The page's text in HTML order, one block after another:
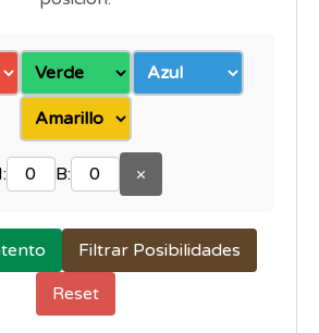
B: ×
Filtrar Posibilidades
Reset